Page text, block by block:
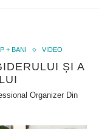
+ BANI VIDEO
ȘI A
Organizer Din